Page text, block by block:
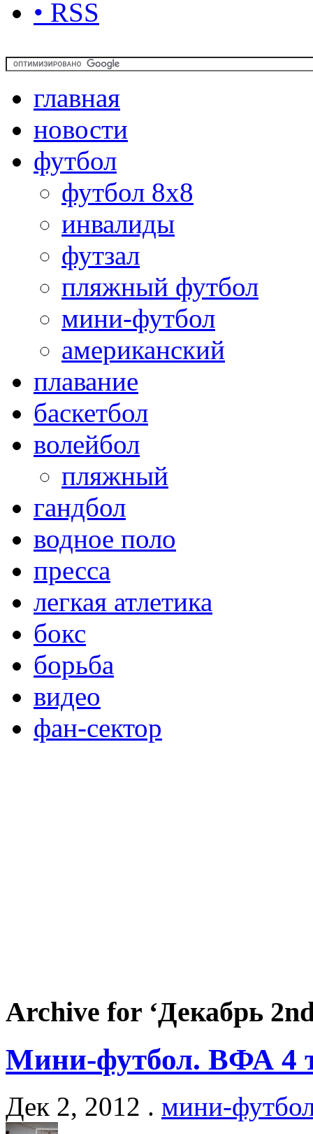
• RSS
главная
новости
футбол
футбол 8х8
инвалиды
футзал
пляжный футбол
мини-футбол
американский
плавание
баскетбол
волейбол
пляжный
гандбол
водное поло
пресса
легкая атлетика
бокс
борьба
видео
фан-сектор
Archive for ‘Декабрь
Мини-футбол. ВФА 4
Дек 2, 2012 . мини-